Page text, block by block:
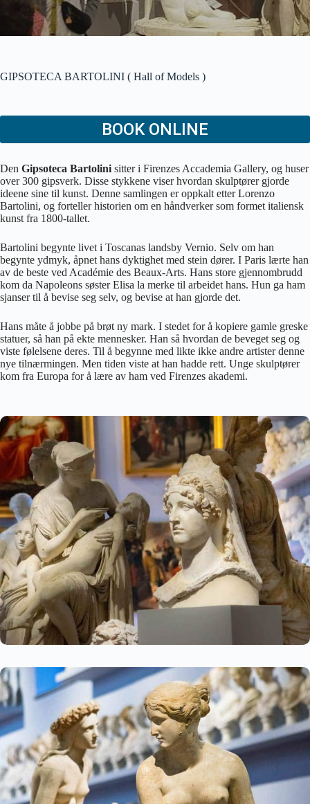
GIPSOTECA BARTOLINI ( Hall of Models )
BOOK ONLINE
Den Gipsoteca Bartolini sitter i Firenzes Accademia Gallery, og huser
over 300 gipsverk. Disse stykkene viser hvordan skulptører gjorde
ideene sine til kunst. Denne samlingen er oppkalt etter Lorenzo
Bartolini, og forteller historien om en håndverker som formet italiensk
kunst fra 1800-tallet.
Bartolini begynte livet i Toscanas landsby Vernio. Selv om han
begynte ydmyk, åpnet hans dyktighet med stein dører. I Paris lærte han
av de beste ved Académie des Beaux-Arts. Hans store gjennombrudd
kom da Napoleons søster Elisa la merke til arbeidet hans. Hun ga ham
sjanser til å bevise seg selv, og bevise at han gjorde det.
Hans måte å jobbe på brøt ny mark. I stedet for å kopiere gamle greske
statuer, så han på ekte mennesker. Han så hvordan de beveget seg og
viste følelsene deres. Til å begynne med likte ikke andre artister denne
nye tilnærmingen. Men tiden viste at han hadde rett. Unge skulptører
kom fra Europa for å lære av ham ved Firenzes akademi.